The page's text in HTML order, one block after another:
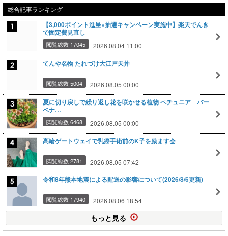
総合記事ランキング
【3,000ポイント進呈×抽選キャンペーン実施中】楽天でんき
で固定費見直し
閲覧総数 17045 2026.08.04 11:00
てんや名物 たれづけ大江戸天丼
閲覧総数 5004 2026.08.05 00:00
夏に切り戻しで繰り返し花を咲かせる植物 ペチュニア バー
ベナ…
閲覧総数 6468 2026.08.05 00:00
高輪ゲートウェイで乳癌手術前のK子を励ます会
閲覧総数 2781 2026.08.05 07:42
令和8年熊本地震による配送の影響について(2026/8/6更新)
閲覧総数 17940 2026.08.06 18:54
もっと見る